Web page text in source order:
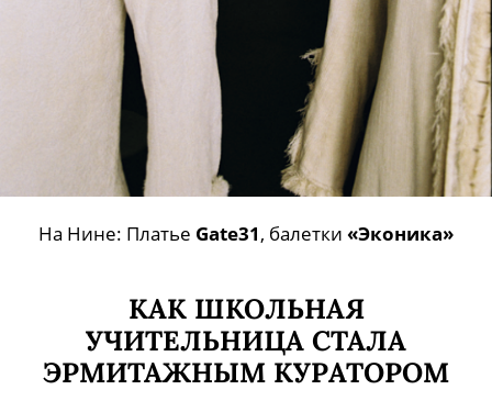
На Нине: Платье Gate31, балетки «Эконика»
КАК ШКОЛЬНАЯ
УЧИТЕЛЬНИЦА СТАЛА
ЭРМИТАЖНЫМ КУРАТОРОМ